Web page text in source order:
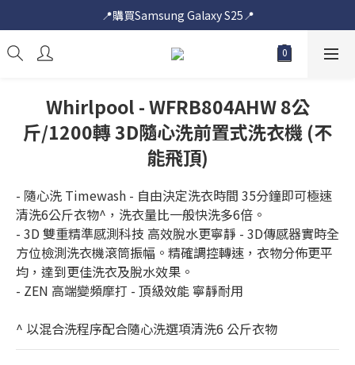
📍購買Samsung Galaxy S25📍
📍購買Samsung Galaxy S25📍
📍購買Samsung Galaxy S25📍
Whirlpool - WFRB804AHW 8公
斤/1200轉 3D隨心洗前置式洗衣機 (不
能飛頂)
- 隨心洗 Timewash - 自由決定洗衣時間 35分鐘即可極速
清洗6公斤衣物^，洗衣量比一般快洗多6倍。
- 3D 雙重精準感測科技 高效脫水更寧靜 - 3D傳感器實時全
方位檢測洗衣機滾筒振幅。精確調控轉速，衣物分佈更平
均，達到更佳洗衣及脫水效果。
- ZEN 高端變頻摩打 - 頂級效能 寧靜耐用
^ 以混合洗程序配合隨心洗選項清洗6 公斤衣物